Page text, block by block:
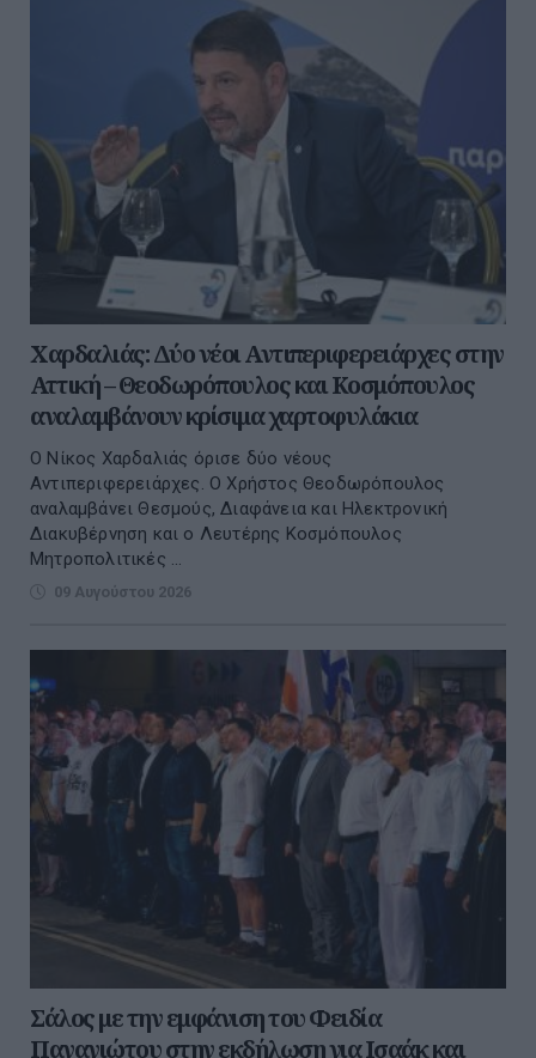
Χαρδαλιάς: Δύο νέοι Αντιπεριφερειάρχες στην
Αττική – Θεοδωρόπουλος και Κοσμόπουλος
αναλαμβάνουν κρίσιμα χαρτοφυλάκια
Ο Νίκος Χαρδαλιάς όρισε δύο νέους
Αντιπεριφερειάρχες. Ο Χρήστος Θεοδωρόπουλος
αναλαμβάνει Θεσμούς, Διαφάνεια και Ηλεκτρονική
Διακυβέρνηση και ο Λευτέρης Κοσμόπουλος
Μητροπολιτικές ...
09 Αυγούστου 2026
Σάλος με την εμφάνιση του Φειδία
Παναγιώτου στην εκδήλωση για Ισαάκ και